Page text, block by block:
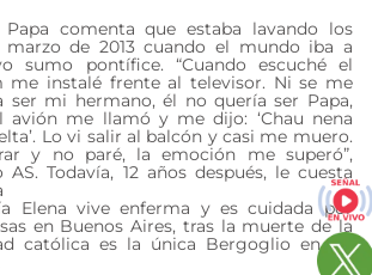
comenta que estaba lavando los
marzo de 2013 cuando el mundo iba a
sumo pontífice. “Cuando escuché el
me instalé frente al televisor. Ni se me
ser mi hermano, él no quería ser Papa,
avión me llamó y me dijo: ‘Chau nena
Lo vi salir al balcón y casi me muero.
y no paré, la emoción me superó”,
Todavía, 12 años después, le cuesta
Elena vive enferma y es cuidada por
en Buenos Aires, tras la muerte de la
católica es la única Bergoglio en las